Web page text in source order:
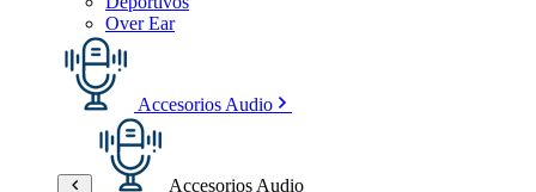
Over Ear
Accesorios Audio
Accesorios Audio